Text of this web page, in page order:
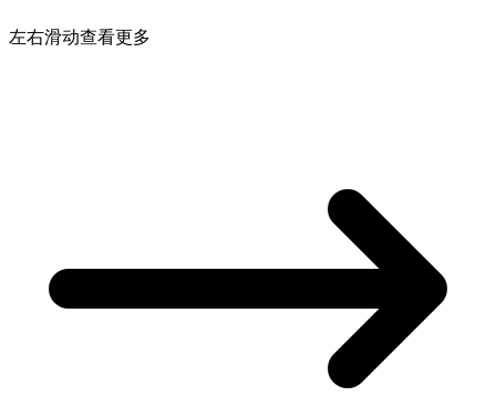
左右滑动查看更多